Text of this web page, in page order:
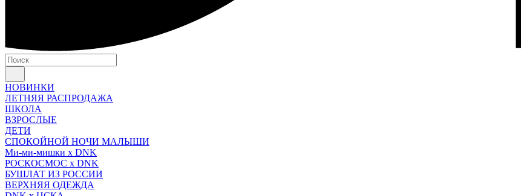
НОВИНКИ
ЛЕТНЯЯ РАСПРОДАЖА
ШКОЛА
ВЗРОСЛЫЕ
ДЕТИ
СПОКОЙНОЙ НОЧИ МАЛЫШИ
Ми-ми-мишки x DNK
РОСКОСМОС x DNK
БУШЛАТ ИЗ РОССИИ
ВЕРХНЯЯ ОДЕЖДА